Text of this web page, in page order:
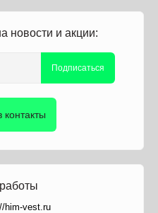
новости и акции:
Подписаться
контакты
him-vest.ru